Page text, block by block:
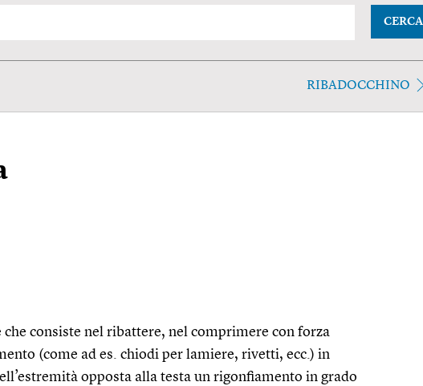
CERCA
RIBADOCCHINO
che consiste nel ribattere, nel comprimere con forza
(come ad es. chiodi per lamiere, rivetti, ecc.) in
opposta alla testa un rigonfiamento in grado